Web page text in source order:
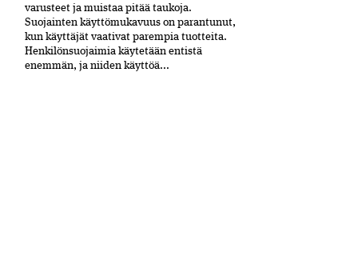
varusteet ja muistaa pitää taukoja.
Suojainten käyttömukavuus on parantunut,
kun käyttäjät vaativat parempia tuotteita.
Henkilönsuojaimia käytetään entistä
enemmän, ja niiden käyttöä...